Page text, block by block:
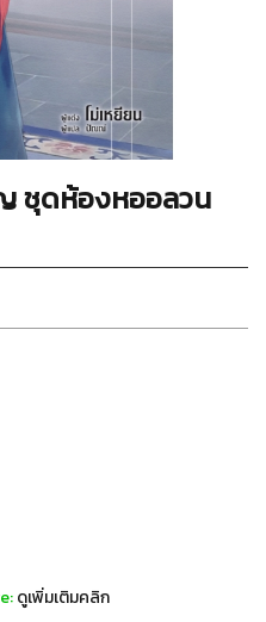
ชุดห้องหออลวน
ดูเพิ่มเติมคลิก